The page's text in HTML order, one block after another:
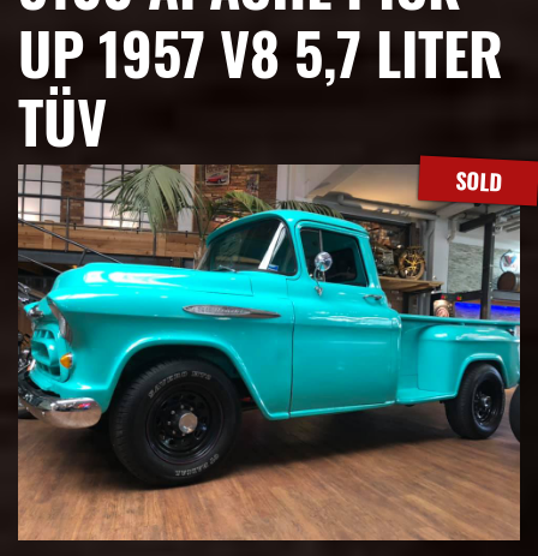
UP 1957 V8 5,7 LITER
TÜV
SOLD